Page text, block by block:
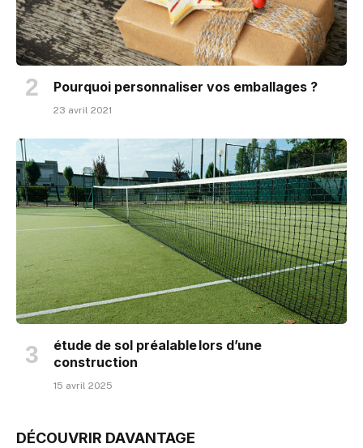
Pourquoi personnaliser vos emballages ?
23 avril 2021
étude de sol préalable lors d’une
construction
15 avril 2025
DÉCOUVRIR DAVANTAGE